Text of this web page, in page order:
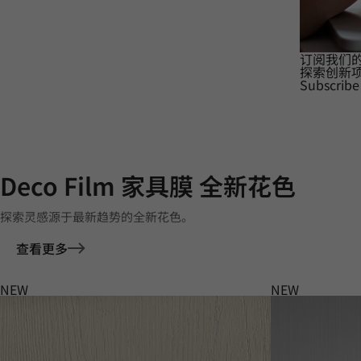
订阅我们
探索创新
Subscribe
Deco Film 家具膜 全新花色
探索灵感源于最新趋势的全新花色。
查看更多
NEW NEW